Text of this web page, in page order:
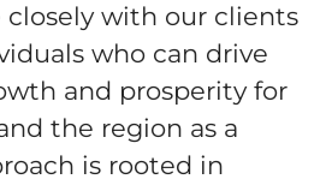
closely with our clients
who can drive
and prosperity for
the region as a
is rooted in